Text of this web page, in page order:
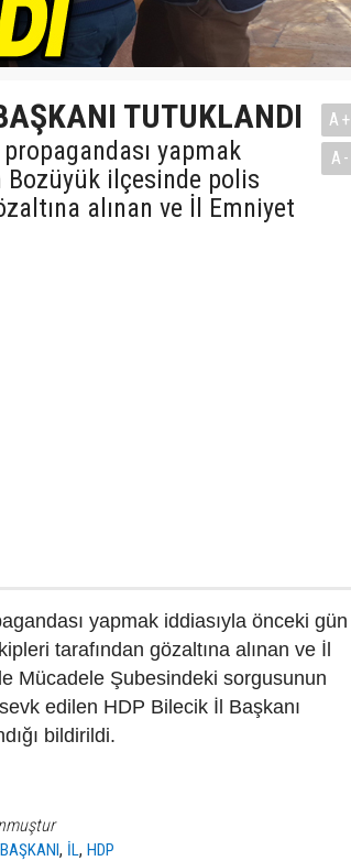
TUTUKLANDI
yapmak
Bozüyük ilçesinde polis
alınan ve İl Emniyet
A+
A-
yapmak iddiasıyla önceki gün
tarafından gözaltına alınan ve İl
Mücadele Şubesindeki sorgusunun
edilen HDP Bilecik İl Başkanı
bildirildi.
BAŞKANI, İL,HDP